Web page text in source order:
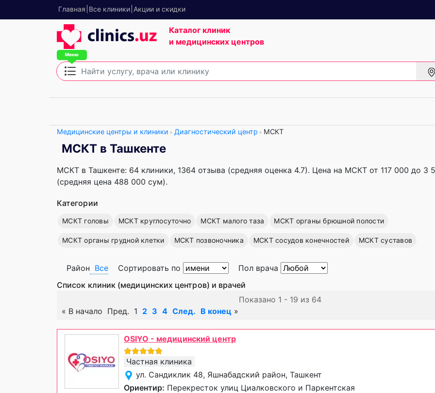
Главная Все клиники Акции и скидки
Каталог клиник
и медицинских центров
Медицинские центры и клиники Диагностический центр МСКТ
МСКТ в Ташкенте
МСКТ в Ташкенте: 64 клиники, 1364 отзыва (средняя оценка 4.7). Цена на МСКТ от 117 000 до 3
(средняя цена 488 000 сум).
Категории
МСКТ головы МСКТ круглосуточно МСКТ малого таза МСКТ органы брюшной полости
МСКТ органы грудной клетки МСКТ позвоночника МСКТ сосудов конечностей МСКТ суставов
Район Все Сортировать по
Пол врача
Список клиник (медицинских центров) и врачей
Показано 1 - 19 из 64
« В начало Пред. 1 2 3 4 След. В конец »
OSIYO - медицинский центр
Частная клиника
ул. Сандиклик 48, Яшнабадский район, Ташкент
Ориентир: Перекресток улиц Циалковского и Паркентская